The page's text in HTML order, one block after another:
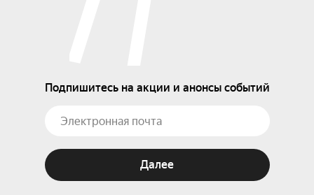
Подпишитесь на акции и анонсы событий
Далее